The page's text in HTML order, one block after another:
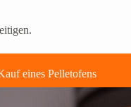
eines Pelletofens